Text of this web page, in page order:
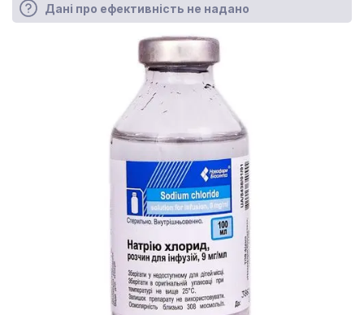
Дані про ефективність не надано